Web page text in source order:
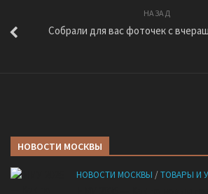
НАЗАД
Собрали для вас фоточек с
НОВОСТИ МОСКВЫ
НОВОСТИ МОСКВЫ /ТОВАРЫ И